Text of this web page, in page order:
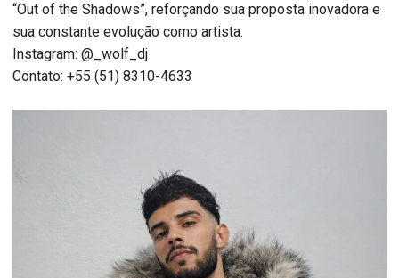
“Out of the Shadows”, reforçando sua proposta inovadora e
sua constante evolução como artista.
Instagram: @_wolf_dj
Contato: +55 (51) 8310-4633